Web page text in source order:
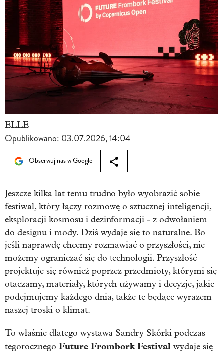
ELLE
Opublikowano: 03.07.2026, 14:04
Obserwuj nas w Google
Jeszcze kilka lat temu trudno było wyobrazić sobie
festiwal, który łączy rozmowę o sztucznej inteligencji,
eksploracji kosmosu i dezinformacji - z odwołaniem
do designu i mody. Dziś wydaje się to naturalne. Bo
jeśli naprawdę chcemy rozmawiać o przyszłości, nie
możemy ograniczać się do technologii. Przyszłość
projektuje się również poprzez przedmioty, którymi się
otaczamy, materiały, których używamy i decyzje, jakie
podejmujemy każdego dnia, także te będące wyrazem
naszej troski o klimat.
To właśnie dlatego wystawa Sandry Skórki podczas
tegorocznego Future Frombork Festival wydaje się